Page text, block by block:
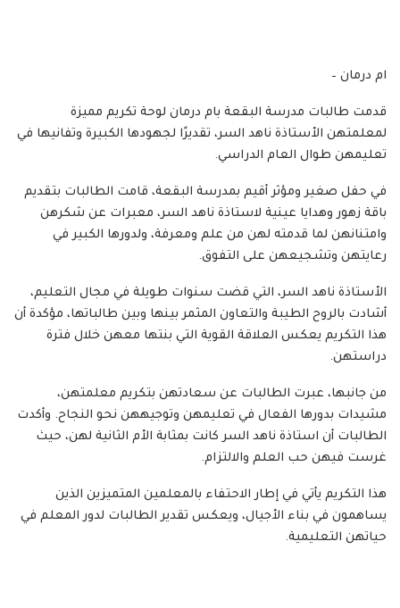
ام درمان –
قدمت طالبات مدرسة البقعة بام درمان لوحة تكريم مميزة
لمعلمتهن الأستاذة ناهد السر، تقديرًا لجهودها الكبيرة وتفانيها في
تعليمهن طوال العام الدراسي.
في حفل صغير ومؤثر أقيم بمدرسة البقعة، قامت الطالبات بتقديم
باقة زهور وهدايا عينية لاستاذة ناهد السر، معبرات عن شكرهن
وامتنانهن لما قدمته لهن من علم ومعرفة، ولدورها الكبير في
رعايتهن وتشجيعهن على التفوق.
الأستاذة ناهد السر، التي قضت سنوات طويلة في مجال التعليم،
أشادت بالروح الطيبة والتعاون المثمر بينها وبين طالباتها، مؤكدة أن
هذا التكريم يعكس العلاقة القوية التي بنتها معهن خلال فترة
دراستهن.
من جانبها، عبرت الطالبات عن سعادتهن بتكريم معلمتهن،
مشيدات بدورها الفعال في تعليمهن وتوجيههن نحو النجاح. وأكدت
الطالبات أن استاذة ناهد السر كانت بمثابة الأم الثانية لهن، حيث
غرست فيهن حب العلم والالتزام.
هذا التكريم يأتي في إطار الاحتفاء بالمعلمين المتميزين الذين
يساهمون في بناء الأجيال، ويعكس تقدير الطالبات لدور المعلم في
حياتهن التعليمية.